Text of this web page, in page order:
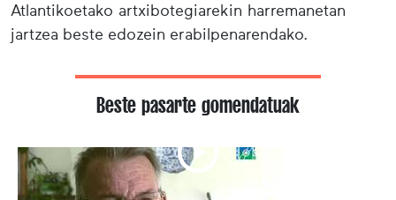
Atlantikoetako artxibotegiarekin harremanetan
jartzea beste edozein erabilpenarendako.
Beste pasarte gomendatuak